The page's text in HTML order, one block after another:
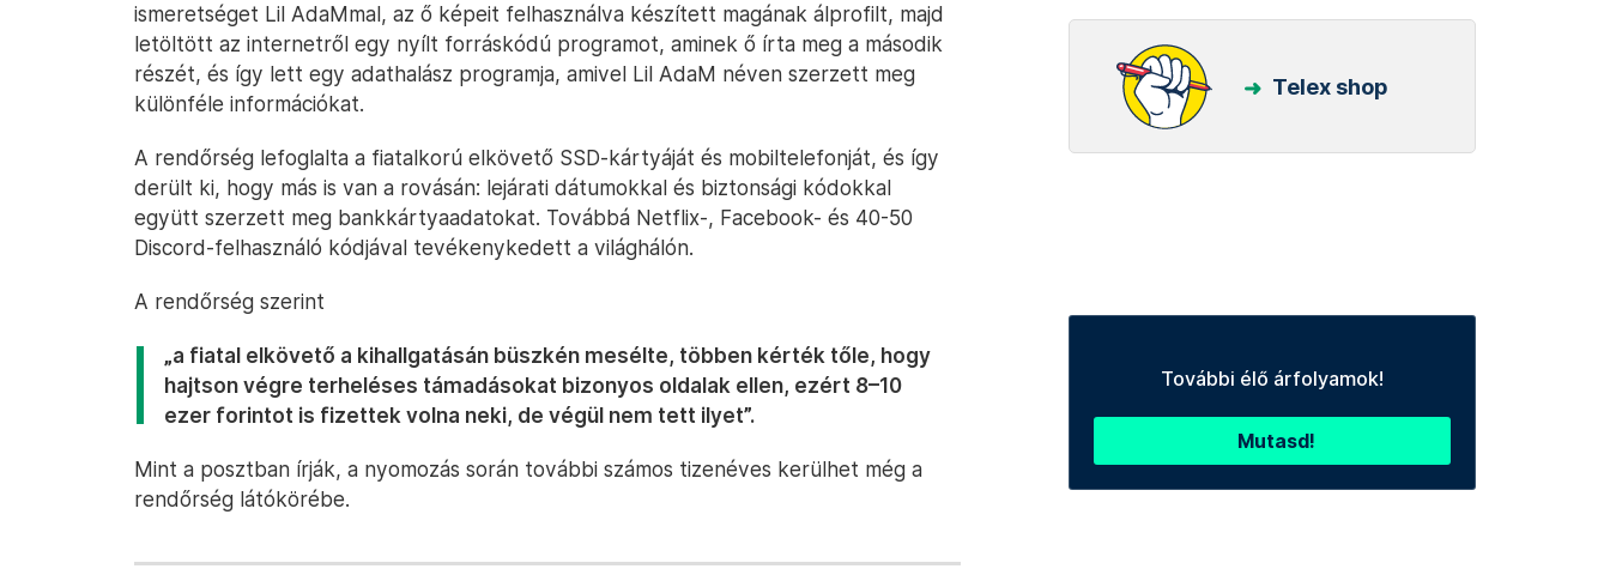
ismeretséget Lil AdaMmal, az ő képeit felhasználva készített magának álprofilt, majd
letöltött az internetről egy nyílt forráskódú programot, aminek ő írta meg a második
részét, és így lett egy adathalász programja, amivel Lil AdaM néven szerzett meg
különféle információkat.
A rendőrség lefoglalta a fiatalkorú elkövető SSD-kártyáját és mobiltelefonját, és így
derült ki, hogy más is van a rovásán: lejárati dátumokkal és biztonsági kódokkal
együtt szerzett meg bankkártyaadatokat. Továbbá Netflix-, Facebook- és 40-50
Discord-felhasználó kódjával tevékenykedett a világhálón.
A rendőrség szerint
„a fiatal elkövető a kihallgatásán büszkén mesélte, többen kérték tőle, hogy
hajtson végre terheléses támadásokat bizonyos oldalak ellen, ezért 8–10
ezer forintot is fizettek volna neki, de végül nem tett ilyet”.
Mint a posztban írják, a nyomozás során további számos tizenéves kerülhet még a
rendőrség látókörébe.
Telex shop
További élő árfolyamok!
Mutasd!